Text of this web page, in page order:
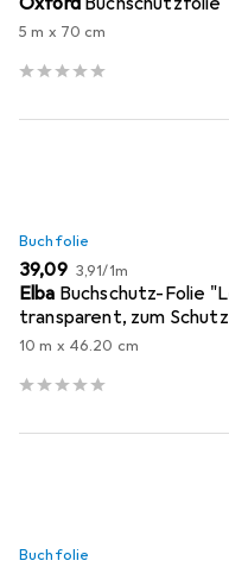
5 m x 70 cm
Buchfolie
EUR
39,09 EUR
3,91/1m
Elba Buchschutz-Folie
transparent, zum
10 m x 46.20 cm
Buchfolie